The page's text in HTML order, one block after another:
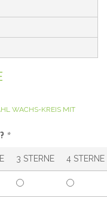
WACHS-KREIS MIT
*
3 STERNE 4 STERNE